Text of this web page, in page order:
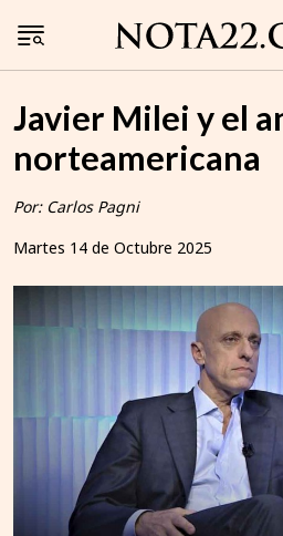
Javier Milei y el
norteamericana
Por: Carlos Pagni
Martes 14 de Octubre 2025